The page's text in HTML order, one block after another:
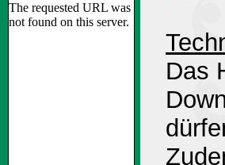
Das